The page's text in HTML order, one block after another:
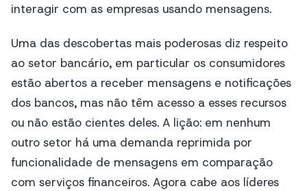
interagir com as empresas usando mensagens.
Uma das descobertas mais poderosas diz respeito
ao setor bancário, em particular os consumidores
estão abertos a receber mensagens e notificações
dos bancos, mas não têm acesso a esses recursos
ou não estão cientes deles. A lição: em nenhum
outro setor há uma demanda reprimida por
funcionalidade de mensagens em comparação
com serviços financeiros. Agora cabe aos líderes